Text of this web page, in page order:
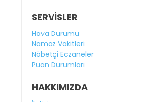
SERVİSLER
Hava Durumu
Namaz Vakitleri
Nöbetçi Eczaneler
Puan Durumları
HAKKIMIZDA